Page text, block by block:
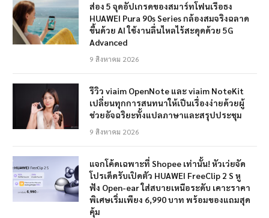
ส่อง 5 จุดอัปเกรดของสมาร์ทโฟนเรือธง
HUAWEI Pura 90s Series กล้องสมจริงฉลาด
ขึ้นด้วย AI ใช้งานลื่นไหลไร้สะดุดด้วย 5G
Advanced
9 สิงหาคม 2026
รีวิว viaim OpenNote และ viaim NoteKit
เปลี่ยนทุกการสนทนาให้เป็นเรื่องง่ายด้วยผู้
ช่วยอัจฉริยะทั้งแปลภาษาและสรุปประชุม
9 สิงหาคม 2026
แจกโค้ดเฉพาะที่ Shopee เท่านั้น! หัวเว่ยจัด
โปรเด็ดรับเปิดตัว HUAWEI FreeClip 2 S หู
ฟัง Open-ear ใส่สบายเหนือระดับ เคาะราคา
พิเศษเริ่มเพียง 6,990 บาท พร้อมของแถมสุด
คุ้ม